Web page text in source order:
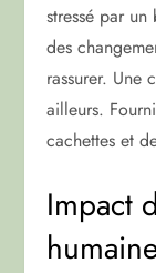
stressé par
des
rassurer. Une
ailleurs.
cachettes et
Impact